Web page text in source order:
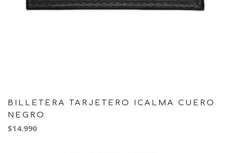
BILLETERA TARJETERO ICALMA CUERO
NEGRO
$14.990